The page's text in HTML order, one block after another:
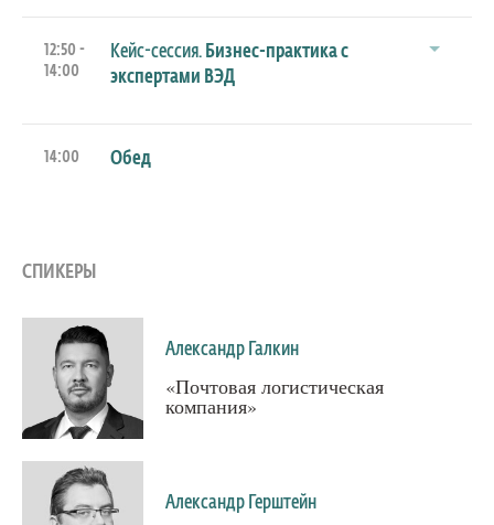
12:50 -
14:00
Кейс-сессия. Бизнес-практика с
экспертами ВЭД
14:00 Обед
СПИКЕРЫ
Александр Галкин
«Почтовая логистическая
компания»
Александр Герштейн